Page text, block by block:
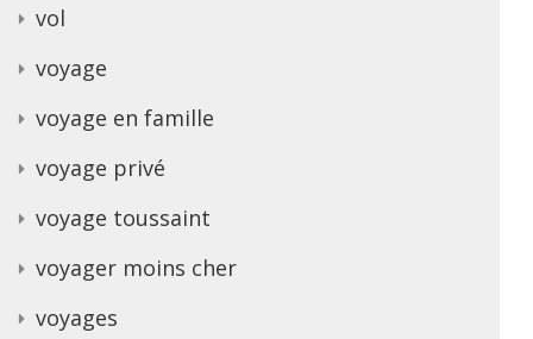
vol
voyage
voyage en famille
voyage privé
voyage toussaint
voyager moins cher
voyages